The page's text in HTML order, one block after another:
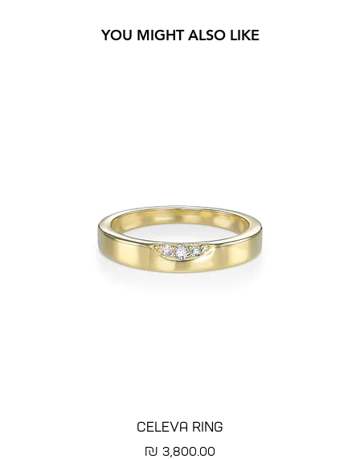
YOU MIGHT ALSO LIKE
CELEVA RING
מחיר